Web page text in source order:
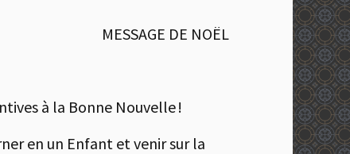
MESSAGE DE NOËL
à la Bonne Nouvelle !
en un Enfant et venir sur la